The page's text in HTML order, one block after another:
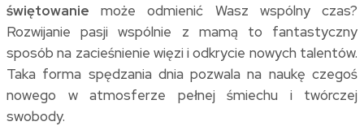
świętowanie może odmienić Wasz wspólny czas?
Rozwijanie pasji wspólnie z mamą to fantastyczny
sposób na zacieśnienie więzi i odkrycie nowych talentów.
Taka forma spędzania dnia pozwala na naukę czegoś
nowego w atmosferze pełnej śmiechu i twórczej
swobody.